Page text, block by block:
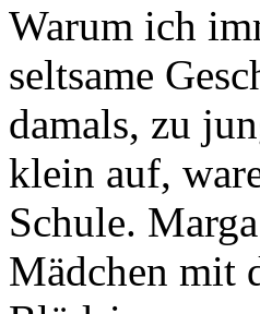
Warum ich
seltsame
damals, zu
klein auf,
Schule.
Mädchen mit